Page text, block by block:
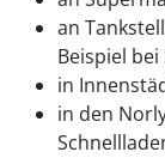
an
Beispiel
in
in den